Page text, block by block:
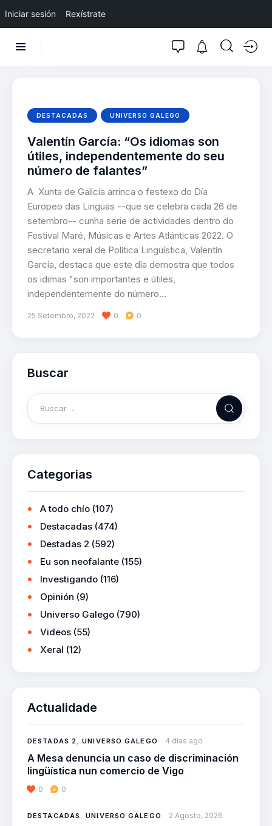
Iniciar sesión Rexístrate
DESTACADAS UNIVERSO GALEGO
Valentín García: “Os idiomas son
útiles, independentemente do seu
número de falantes”
A Xunta de Galicia arrinca o festexo do Día
Europeo das Linguas --que se celebra cada 26 de
setembro-- cunha serie de actividades dentro do
Festival Maré, Músicas e Artes Atlánticas 2022. O
secretario xeral de Política Lingüística, Valentín
García, destaca que este día demostra que todos
os idimas "son importantes e útiles,
independentemente do número…
25 Setembro, 2022 0 0
Buscar
Categorias
A todo chío (107)
Destacadas (474)
Destadas 2 (592)
Eu son neofalante (155)
Investigando (116)
Opinión (9)
Universo Galego (790)
Videos (55)
Xeral (12)
Actualidade
DESTADAS 2,UNIVERSO GALEGO 4 días ago
A Mesa denuncia un caso de discriminación
lingüística nun comercio de Vigo
0 0
DESTACADAS ,UNIVERSO GALEGO 2 Agosto, 2026